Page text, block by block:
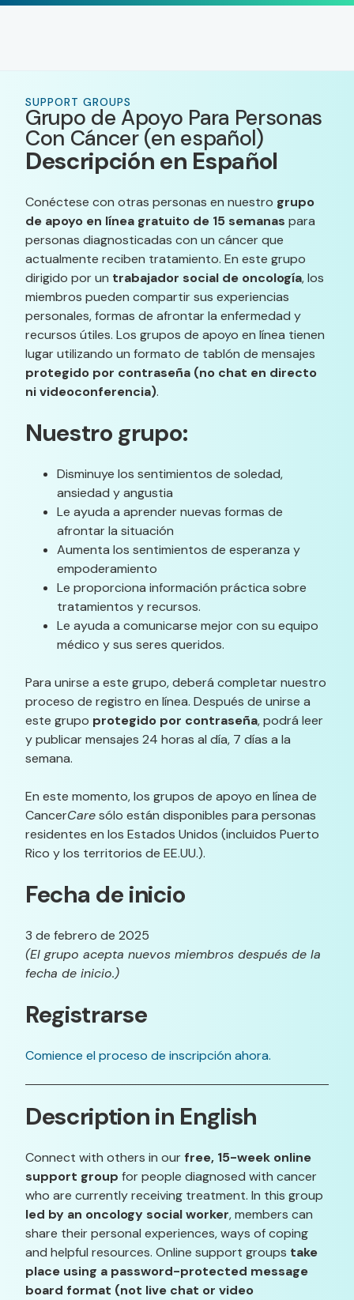
SUPPORT GROUPS
Grupo de Apoyo Para Personas
Con Cáncer (en español)
Descripción en Español
Conéctese con otras personas en nuestro grupo
de apoyo en línea gratuito de 15 semanas para
personas diagnosticadas con un cáncer que
actualmente reciben tratamiento. En este grupo
dirigido por un trabajador social de oncología, los
miembros pueden compartir sus experiencias
personales, formas de afrontar la enfermedad y
recursos útiles. Los grupos de apoyo en línea tienen
lugar utilizando un formato de tablón de mensajes
protegido por contraseña (no chat en directo
ni videoconferencia).
Nuestro grupo:
Disminuye los sentimientos de soledad,
ansiedad y angustia
Le ayuda a aprender nuevas formas de
afrontar la situación
Aumenta los sentimientos de esperanza y
empoderamiento
Le proporciona información práctica sobre
tratamientos y recursos.
Le ayuda a comunicarse mejor con su equipo
médico y sus seres queridos.
Para unirse a este grupo, deberá completar nuestro
proceso de registro en línea. Después de unirse a
este grupo protegido por contraseña, podrá leer
y publicar mensajes 24 horas al día, 7 días a la
semana.
En este momento, los grupos de apoyo en línea de
CancerCaresólo están disponibles para personas
residentes en los Estados Unidos (incluidos Puerto
Rico y los territorios de EE.UU.).
Fecha de inicio
3 de febrero de 2025
(El grupo acepta nuevos miembros después de la
fecha de inicio.)
Registrarse
Comience el proceso de inscripción ahora.
Description in English
Connect with others in our free, 15-week online
support group for people diagnosed with cancer
who are currently receiving treatment. In this group
led by an oncology social worker, members can
share their personal experiences, ways of coping
and helpful resources. Online support groups take
place using a password-protected message
board format (not live chat or video